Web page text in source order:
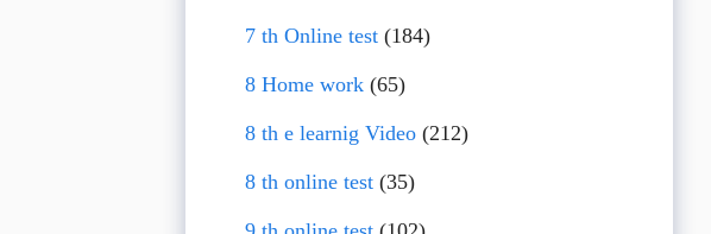
7 th Online test(184)
8 Home work(65)
8 th e learnig Video(212)
8 th online test(35)